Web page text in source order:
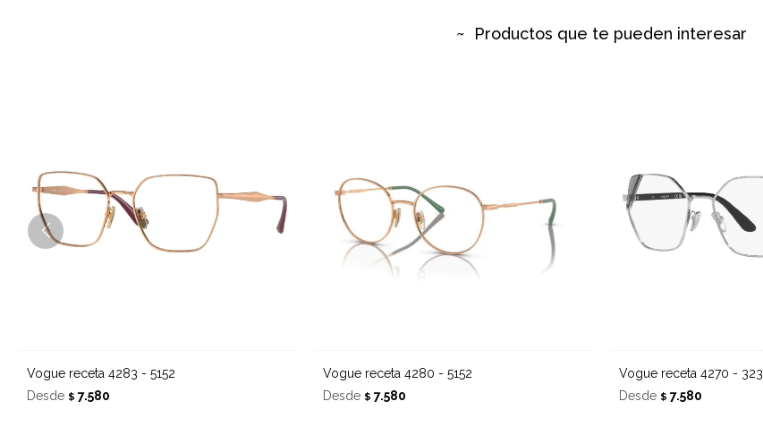
Productos que te pueden interesar
Vogue receta 4283 - 5152
Desde $ 7.580
Vogue receta 4280 - 5152
Desde $ 7.580
Vogue receta 4270 - 323
Desde $ 7.580